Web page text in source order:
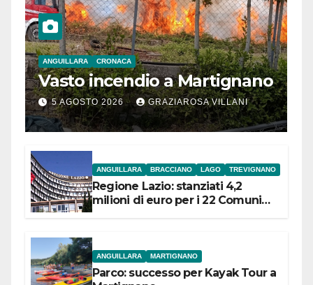
ANGUILLARA CRONACA
Vasto incendio a Martignano
5 AGOSTO 2026 GRAZIAROSA VILLANI
ANGUILLARA BRACCIANO LAGO TREVIGNANO
Regione Lazio: stanziati 4,2
milioni di euro per i 22 Comuni
ANGUILLARA MARTIGNANO
Parco: successo per Kayak Tour a